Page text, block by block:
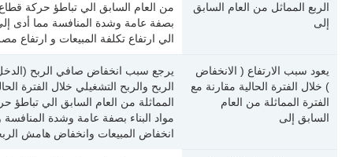
الربع المماثل من العام السابق
إلى
من العام السابق الي تباطؤ حركة
بصفة عامة وشدة المنافسة مما أدى
الي ارتفاع تكلفة المبيعات و ارتفاع
يعود سبب الارتفاع ( الانخفاض
) خلال الفترة الحالية مقارنة مع
الفترة المماثلة من العام
السابق إلى
يرجع سبب انخفاض صافي الربح
المماثلة من العام السابق الي
مواد البناء بصفة عامة وشدة
انخفاض المبيعات وانخفاض هامش